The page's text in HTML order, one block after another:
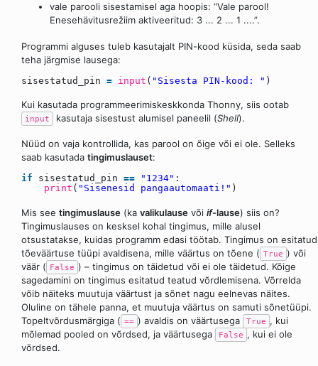
vale parooli sisestamisel aga hoopis: “Vale parool!
Enesehävitusrežiim aktiveeritud: 3 ... 2 ... 1 ....”.
Programmi alguses tuleb kasutajalt PIN-kood küsida, seda saab
teha järgmise lausega:
sisestatud_pin = input ( "Sisesta PIN-kood: " )
Kui kasutada programmeerimiskeskkonda Thonny, siis ootab
input kasutaja sisestust alumisel paneelil (Shell).
Nüüd on vaja kontrollida, kas parool on õige või ei ole. Selleks
saab kasutada tingimuslauset:
if sisestatud_pin == "1234" :
print ( "Sisenesid pangaautomaati!" )
Mis see tingimuslause (ka valikulause või if-lause) siis on?
Tingimuslauses on kesksel kohal tingimus, mille alusel
otsustatakse, kuidas programm edasi töötab. Tingimus on esitatud
tõeväärtuse tüüpi avaldisena, mille väärtus on tõene ( True ) või
väär ( False ) – tingimus on täidetud või ei ole täidetud. Kõige
sagedamini on tingimus esitatud teatud võrdlemisena. Võrrelda
võib näiteks muutuja väärtust ja sõnet nagu eelnevas näites.
Oluline on tähele panna, et muutuja väärtus on samuti sõnetüüpi.
Topeltvõrdusmärgiga ( == ) avaldis on väärtusega True , kui
mõlemad pooled on võrdsed, ja väärtusega
False , kui ei ole
võrdsed.